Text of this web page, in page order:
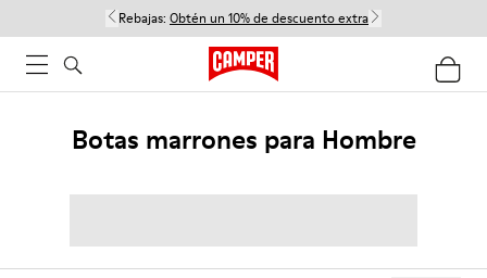
Rebajas: Obtén un 10% de descuento extra
Botas marrones para Hombre